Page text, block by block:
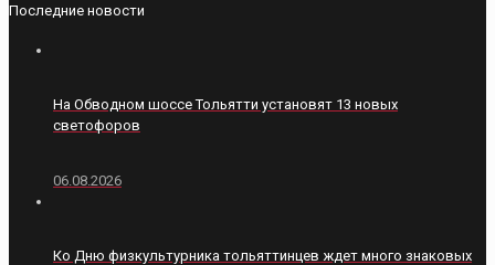
Последние новости
На Обводном шоссе Тольятти установят 13 новых
светофоров
06.08.2026
Ко Дню физкультурника тольяттинцев ждет много знаковых